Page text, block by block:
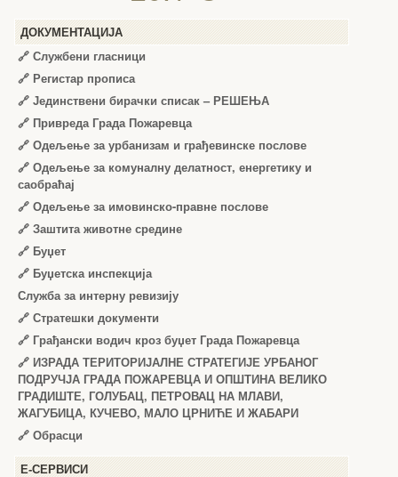
ДОКУМЕНТАЦИЈА
🔗 Службени гласници
🔗 Регистар прописа
🔗 Јединствени бирачки списак – РЕШЕЊА
🔗 Привреда Града Пожаревца
🔗 Одељење за урбанизам и грађевинске послове
🔗 Одељење за комуналну делатност, енергетику и
саобраћај
🔗 Одељење за имовинско-правне послове
🔗 Заштита животне средине
🔗 Буџет
🔗 Буџетска инспекција
Служба за интерну ревизију
🔗 Стратешки документи
🔗 Грађански водич кроз буџет Града Пожаревца
🔗 ИЗРАДА ТЕРИТОРИЈАЛНЕ СТРАТЕГИЈЕ УРБАНОГ
ПОДРУЧЈА ГРАДА ПОЖАРЕВЦА И ОПШТИНА ВЕЛИКО
ГРАДИШТЕ, ГОЛУБАЦ, ПЕТРОВАЦ НА МЛАВИ,
ЖАГУБИЦА, КУЧЕВО, МАЛО ЦРНИЋЕ И ЖАБАРИ
🔗 Обрасци
Е-СЕРВИСИ